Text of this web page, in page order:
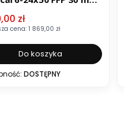
promocyjna
zł
cena: 1 869,00 zł
Do koszyka
DOSTĘPNY